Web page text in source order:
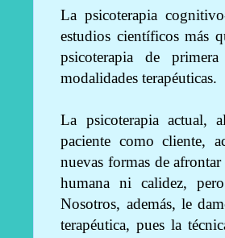
La psicoterapia
estudios científicos más
psicoterapia de
modalidades terapéuticas.
La psicoterapia actual,
paciente como cliente,
nuevas formas de
humana ni calidez, pero
Nosotros, además, le
terapéutica, pues la